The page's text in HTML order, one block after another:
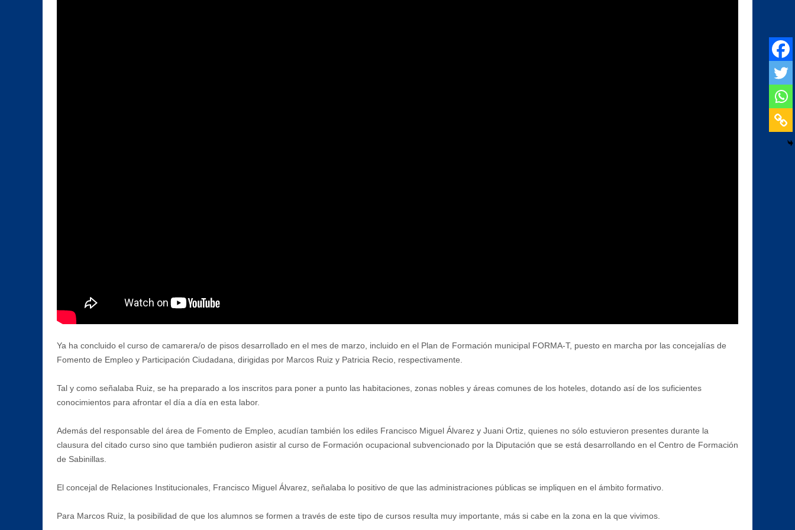
Ya ha concluido el curso de camarera/o de pisos desarrollado en el mes de marzo, incluido en el Plan de Formación municipal FORMA-T, puesto en marcha por las concejalías de
Fomento de Empleo y Participación Ciudadana, dirigidas por Marcos Ruiz y Patricia Recio, respectivamente.
Tal y como señalaba Ruiz, se ha preparado a los inscritos para poner a punto las habitaciones, zonas nobles y áreas comunes de los hoteles, dotando así de los suficientes
conocimientos para afrontar el día a día en esta labor.
Además del responsable del área de Fomento de Empleo, acudían también los ediles Francisco Miguel Álvarez y Juani Ortiz, quienes no sólo estuvieron presentes durante la
clausura del citado curso sino que también pudieron asistir al curso de Formación ocupacional subvencionado por la Diputación que se está desarrollando en el Centro de Formación
de Sabinillas.
El concejal de Relaciones Institucionales, Francisco Miguel Álvarez, señalaba lo positivo de que las administraciones públicas se impliquen en el ámbito formativo.
Para Marcos Ruiz, la posibilidad de que los alumnos se formen a través de este tipo de cursos resulta muy importante, más si cabe en la zona en la que vivimos.